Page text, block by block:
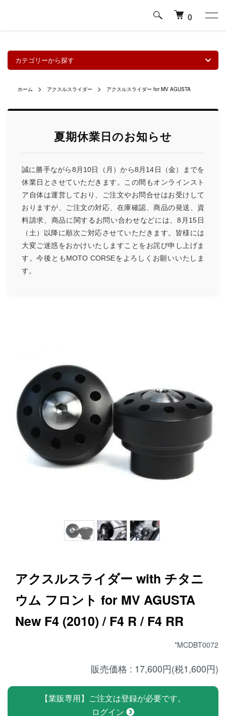
0
カテゴリーから探す
ホーム アクスルスライダー アクスルスライダー for MV AGUSTA
夏期休業日のお知らせ
誠に勝手ながら8月10日（月）から8月14日（金）までを
休業日とさせていただきます。この間もオンラインスト
ア自体は運営しており、ご注文やお問合せはお受けして
おりますが、ご注文の対応、在庫確認、商品の発送、資
料請求、商品に関するお問い合わせなどには、8月15日
（土）以降に順次ご対応させていただきます。皆様には
大変ご迷惑をおかけいたしますことをお詫び申し上げま
す。今後ともMOTO CORSEをよろしくお願いいたしま
す。
アクスルスライダー with チタニ
ウム フロント for MV AGUSTA
New F4 (2010) / F4 R / F4 RR
*MCDBT0072
販売価格 : 17,600円(税1,600円)
【業販専用】ご注文は登録が必要です。
ログイン